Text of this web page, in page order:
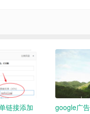
链接添加
google广